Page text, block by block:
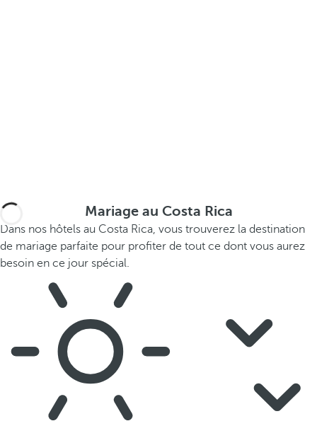
Mariage au Costa Rica
Dans nos hôtels au Costa Rica, vous trouverez la destination
de mariage parfaite pour profiter de tout ce dont vous aurez
besoin en ce jour spécial.